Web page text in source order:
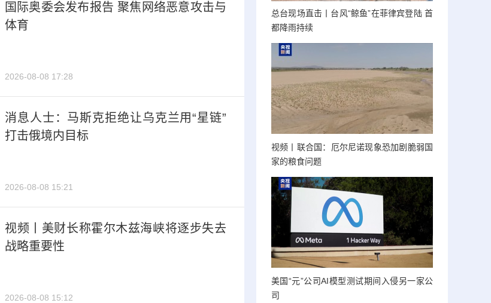
国际奥委会发布报告 聚焦网络恶意攻击与
体育
2026-08-08 17:28
消息人士：马斯克拒绝让乌克兰用“星链”
打击俄境内目标
2026-08-08 15:21
视频丨美财长称霍尔木兹海峡将逐步失去
战略重要性
2026-08-08 15:12
总台现场直击丨台风“鲸鱼”在菲律宾登陆 首
都降雨持续
视频丨联合国：厄尔尼诺现象恐加剧脆弱国
家的粮食问题
美国“元”公司AI模型测试期间入侵另一家公
司